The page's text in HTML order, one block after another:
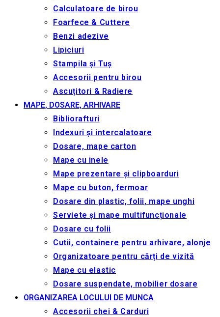
Calculatoare de birou
Foarfece & Cuttere
Benzi adezive
Lipiciuri
Stampila și Tuș
Accesorii pentru birou
Ascuțitori & Radiere
MAPE, DOSARE, ARHIVARE
Bibliorafturi
Indexuri și intercalatoare
Dosare, mape carton
Mape cu inele
Mape prezentare și clipboarduri
Mape cu buton, fermoar
Dosare din plastic, folii, mape unghi
Serviete și mape multifuncționale
Dosare cu folii
Cutii, containere pentru arhivare, alonje
Organizatoare pentru cărți de vizită
Mape cu elastic
Dosare suspendate, mobilier dosare
ORGANIZAREA LOCULUI DE MUNCA
Accesorii chei & Сarduri